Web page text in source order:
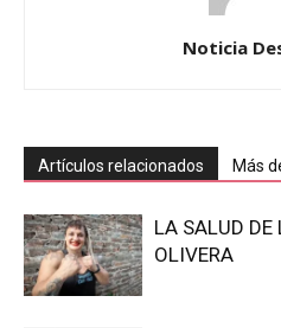
Noticia
Artículos relacionados Más
LA SALUD DE
OLIVERA